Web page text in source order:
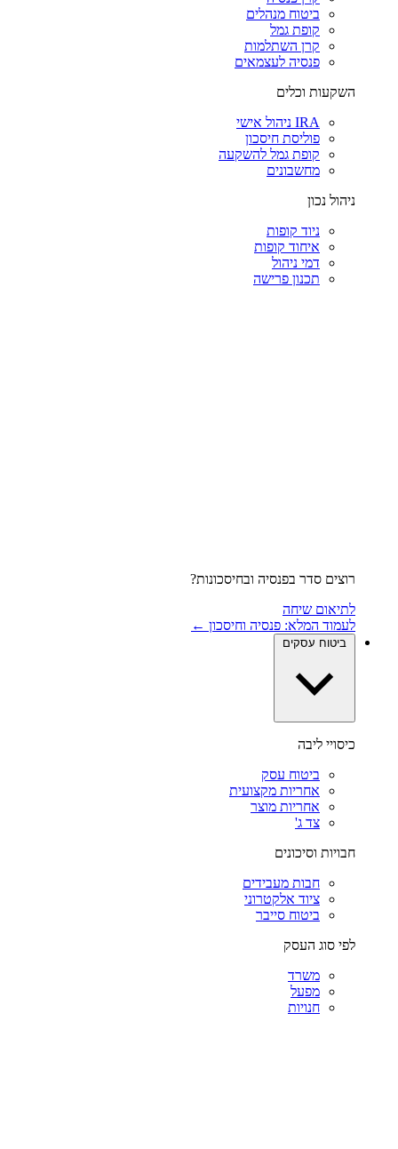
ביטוח מנהלים
קופת גמל
קרן השתלמות
פנסיה לעצמאים
השקעות וכלים
IRA ניהול אישי
פוליסת חיסכון
קופת גמל להשקעה
מחשבונים
ניהול נכון
ניוד קופות
איחוד קופות
דמי ניהול
תכנון פרישה
רוצים סדר בפנסיה ובחיסכונות?
לתיאום שיחה
לעמוד המלא: פנסיה וחיסכון ←
ביטוח עסקים
כיסויי ליבה
ביטוח עסק
אחריות מקצועית
אחריות מוצר
צד ג'
חבויות וסיכונים
חבות מעבידים
ציוד אלקטרוני
ביטוח סייבר
לפי סוג העסק
משרד
מפעל
חנויות